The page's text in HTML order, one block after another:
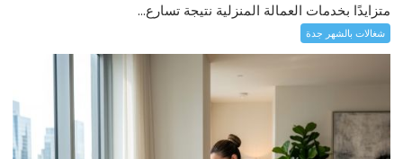
متزايدًا بخدمات العمالة المنزلية نتيجة تسارع...
شغالات بالشهر جدة